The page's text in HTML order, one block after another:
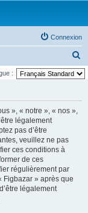
Connexion
e
:
», « notre », « nos »,
légalement
pas d’être
veuillez ne pas
ces conditions à
de ces
régulièrement par
Figbazar » après que
légalement